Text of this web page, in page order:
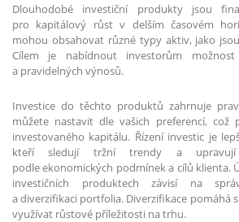
Dlouhodobé investiční produkty jsou
pro kapitálový růst v delším časovém
mohou obsahovat různé typy aktiv, jako
Cílem je nabídnout investorům
a pravidelných výnosů.
Investice do těchto produktů zahrnuje
můžete nastavit dle vašich preferencí, což
investovaného kapitálu. Řízení investic je
kteří sledují tržní trendy a upravují
podle ekonomických podmínek a cílů klienta.
investičních produktech závisí na
a diverzifikaci portfolia. Diverzifikace pomáhá
využívat růstové příležitosti na trhu.